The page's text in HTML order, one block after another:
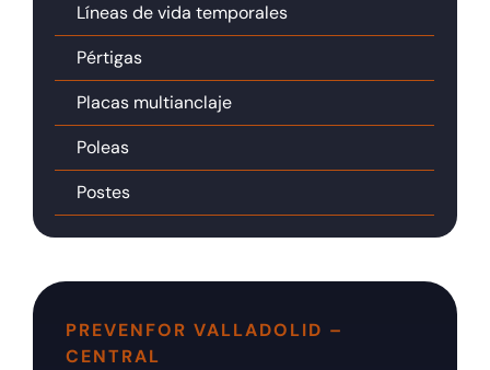
Líneas de vida temporales
Pértigas
Placas multianclaje
Poleas
Postes
PREVENFOR VALLADOLID –
CENTRAL